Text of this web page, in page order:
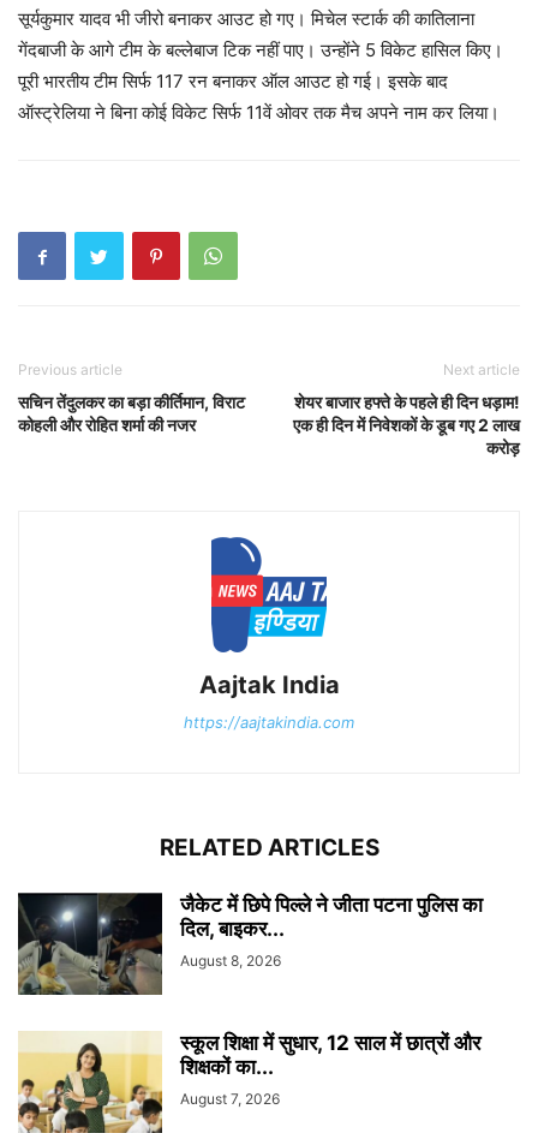
सूर्यकुमार यादव भी जीरो बनाकर आउट हो गए। मिचेल स्टार्क की कातिलाना
गेंदबाजी के आगे टीम के बल्लेबाज टिक नहीं पाए। उन्होंने 5 विकेट हासिल किए।
पूरी भारतीय टीम सिर्फ 117 रन बनाकर ऑल आउट हो गई। इसके बाद
ऑस्ट्रेलिया ने बिना कोई विकेट सिर्फ 11वें ओवर तक मैच अपने नाम कर लिया।
Previous article
सचिन तेंदुलकर का बड़ा कीर्तिमान, विराट
कोहली और रोहित शर्मा की नजर
Next article
शेयर बाजार हफ्ते के पहले ही दिन धड़ाम!
एक ही दिन में निवेशकों के डूब गए 2 लाख
करोड़
Aajtak India
https://aajtakindia.com
RELATED ARTICLES
जैकेट में छिपे पिल्ले ने जीता पटना पुलिस का
दिल, बाइकर...
August 8, 2026
स्कूल शिक्षा में सुधार, 12 साल में छात्रों और
शिक्षकों का...
August 7, 2026